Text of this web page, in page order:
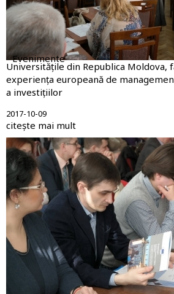
Evenimente
Universitățile din Republica Moldova,
experiența europeană de
a investițiilor
2017-10-09
citește mai mult